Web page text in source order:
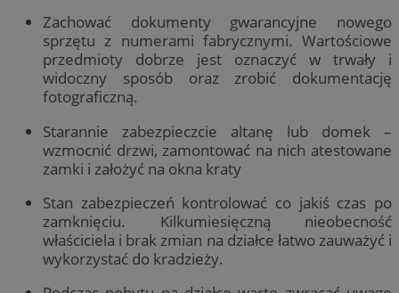
Zachować dokumenty gwarancyjne nowego
sprzętu z numerami fabrycznymi. Wartościowe
przedmioty dobrze jest oznaczyć w trwały i
widoczny sposób oraz zrobić dokumentację
fotograficzną.
Starannie zabezpieczcie altanę lub domek –
wzmocnić drzwi, zamontować na nich atestowane
zamki i założyć na okna kraty
Stan zabezpieczeń kontrolować co jakiś czas po
zamknięciu. Kilkumiesięczną nieobecność
właściciela i brak zmian na działce łatwo zauważyć i
wykorzystać do kradzieży.